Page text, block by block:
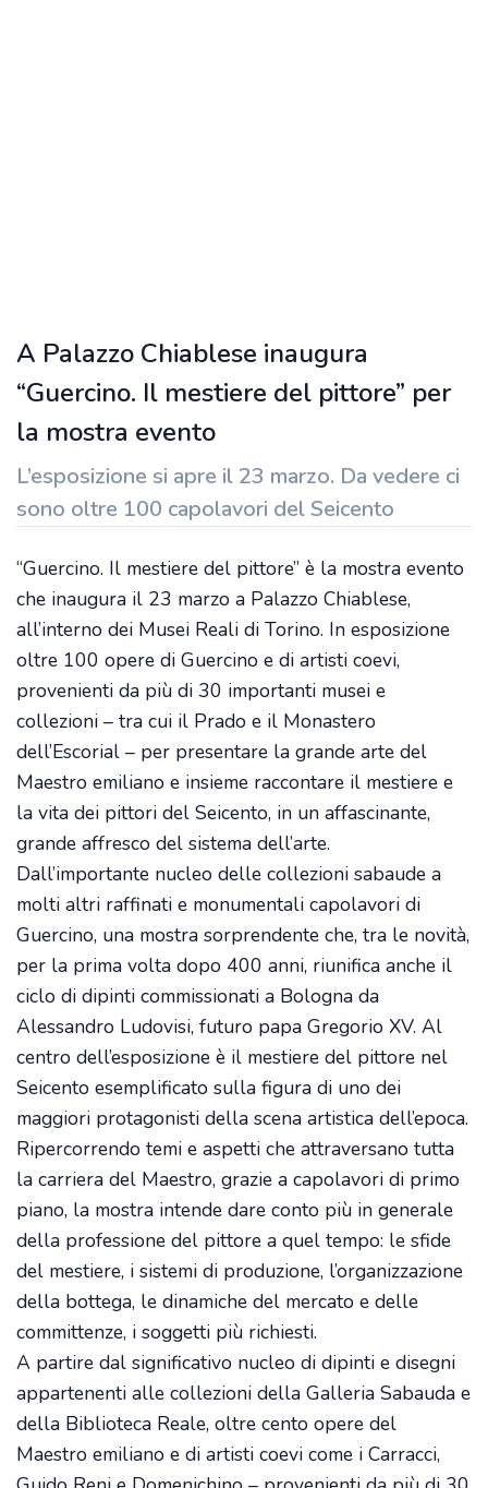
A Palazzo Chiablese inaugura
“Guercino. Il mestiere del pittore” per
la mostra evento
L’esposizione si apre il 23 marzo. Da vedere ci
sono oltre 100 capolavori del Seicento
“Guercino. Il mestiere del pittore” è la mostra evento
che inaugura il 23 marzo a Palazzo Chiablese,
all’interno dei Musei Reali di Torino. In esposizione
oltre 100 opere di Guercino e di artisti coevi,
provenienti da più di 30 importanti musei e
collezioni – tra cui il Prado e il Monastero
dell’Escorial – per presentare la grande arte del
Maestro emiliano e insieme raccontare il mestiere e
la vita dei pittori del Seicento, in un affascinante,
grande affresco del sistema dell’arte.
Dall’importante nucleo delle collezioni sabaude a
molti altri raffinati e monumentali capolavori di
Guercino, una mostra sorprendente che, tra le novità,
per la prima volta dopo 400 anni, riunifica anche il
ciclo di dipinti commissionati a Bologna da
Alessandro Ludovisi, futuro papa Gregorio XV. Al
centro dell’esposizione è il mestiere del pittore nel
Seicento esemplificato sulla figura di uno dei
maggiori protagonisti della scena artistica dell’epoca.
Ripercorrendo temi e aspetti che attraversano tutta
la carriera del Maestro, grazie a capolavori di primo
piano, la mostra intende dare conto più in generale
della professione del pittore a quel tempo: le sfide
del mestiere, i sistemi di produzione, l’organizzazione
della bottega, le dinamiche del mercato e delle
committenze, i soggetti più richiesti.
A partire dal significativo nucleo di dipinti e disegni
appartenenti alle collezioni della Galleria Sabauda e
della Biblioteca Reale, oltre cento opere del
Maestro emiliano e di artisti coevi come i Carracci,